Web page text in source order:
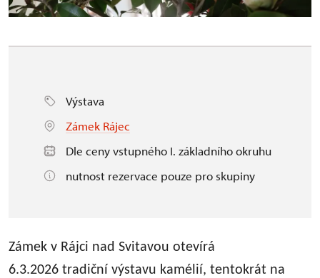
Výstava
Zámek Rájec
Dle ceny vstupného I. základního okruhu
nutnost rezervace pouze pro skupiny
Zámek v Rájci nad Svitavou otevírá
6.3.2026 tradiční výstavu kamélií, tentokrát na